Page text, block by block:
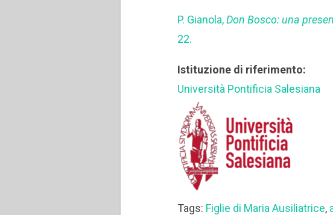
P. Gianola,Don Bosco: una
22.
Istituzione di riferimento:
Università Pontificia Salesiana
Tags: Figlie di Maria Ausiliatrice,